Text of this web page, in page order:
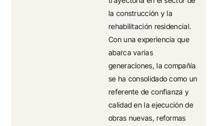
la construcción y la
rehabilitación residencial.
Con una experiencia que
abarca varias
generaciones, la compañía
se ha consolidado como un
referente de confianza y
calidad en la ejecución de
obras nuevas, reformas